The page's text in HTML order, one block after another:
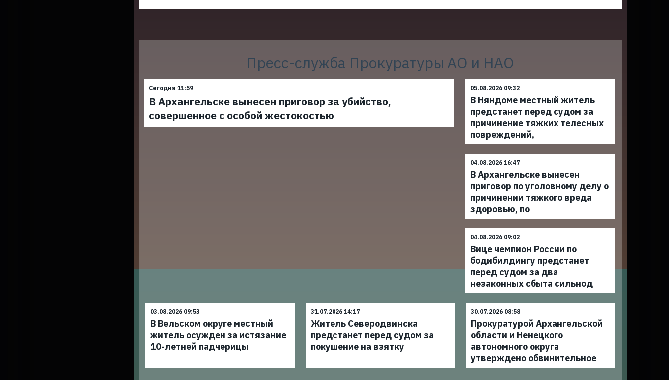
Пресс-служба Прокуратуры АО и НАО
Сегодня 11:59
В Архангельске вынесен приговор за убийство,
совершенное с особой жестокостью
05.08.2026 09:32
В Няндоме местный житель
предстанет перед судом за
причинение тяжких телесных
повреждений,
04.08.2026 16:47
В Архангельске вынесен
приговор по уголовному делу о
причинении тяжкого вреда
здоровью, по
04.08.2026 09:02
Вице чемпион России по
бодибилдингу предстанет
перед судом за два
незаконных сбыта сильнод
03.08.2026 09:53
В Вельском округе местный
житель осужден за истязание
10-летней падчерицы
31.07.2026 14:17
Житель Северодвинска
предстанет перед судом за
покушение на взятку
30.07.2026 08:58
Прокуратурой Архангельской
области и Ненецкого
автономного округа
утверждено обвинительное